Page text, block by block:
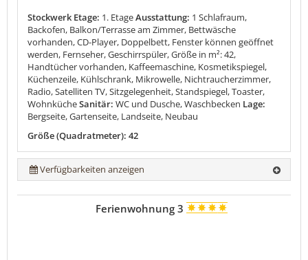
Stockwerk Etage: 1. EtageAusstattung: 1 Schlafraum,
Backofen, Balkon/Terrasse am Zimmer, Bettwäsche
vorhanden, CD-Player, Doppelbett, Fenster können geöffnet
werden, Fernseher, Geschirrspüler, Größe in m²: 42,
Handtücher vorhanden, Kaffeemaschine, Kosmetikspiegel,
Küchenzeile, Kühlschrank, Mikrowelle, Nichtraucherzimmer,
Radio, Satelliten TV, Sitzgelegenheit, Standspiegel, Toaster,
WohnkücheSanitär: WC und Dusche, Waschbecken Lage:
Bergseite, Gartenseite, Landseite, Neubau
Größe (Quadratmeter): 42
Verfügbarkeiten anzeigen
Ferienwohnung 3